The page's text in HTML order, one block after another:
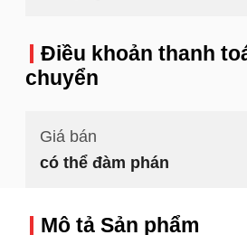
Điều khoản thanh
chuyển
Giá bán
có thể đàm phán
Mô tả Sản phẩm